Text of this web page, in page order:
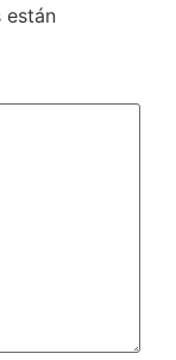
están